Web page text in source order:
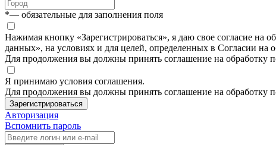
*— обязательные для заполнения поля
Нажимая кнопку «Зарегистрироваться», я даю свое согласие
данных», на условиях и для целей, определенных в Согласии на
Для продолжения вы должны принять соглашение на обработку
Я принимаю условия соглашения.
Для продолжения вы должны принять соглашение на обработку
Зарегистрироваться
Авторизация
Вспомнить пароль